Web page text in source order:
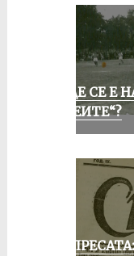
КЪДЕ СЕ Е
„АЛЕИТЕ“?
ОТ